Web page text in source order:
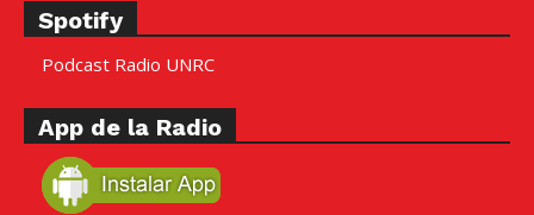
Spotify
Podcast Radio UNRC
App de la Radio